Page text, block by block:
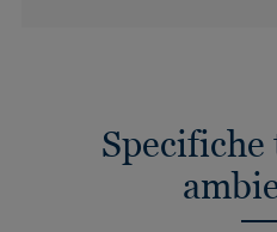
Specifiche